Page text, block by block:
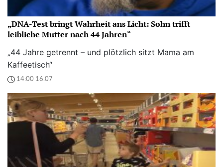
„DNA-Test bringt Wahrheit ans Licht: Sohn trifft
leibliche Mutter nach 44 Jahren“
„44 Jahre getrennt – und plötzlich sitzt Mama am
Kaffeetisch“
14:00 16.07